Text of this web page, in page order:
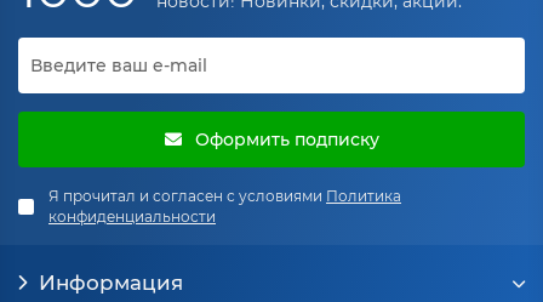
Оформить подписку
Я прочитал и согласен с условиями Политика
конфиденциальности
Информация